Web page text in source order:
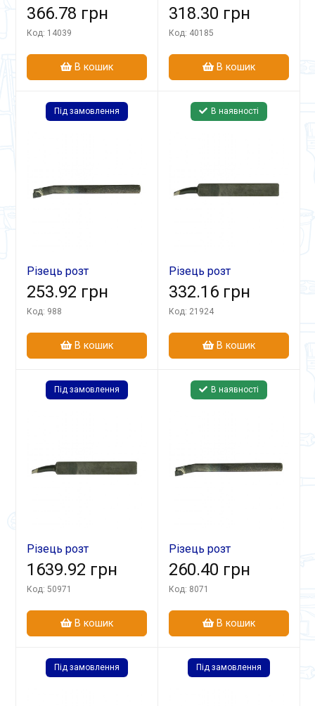
20х20х200 ВК8 гл
366.78 грн
Код: 14039
В кошик
20х20х140 Т5К10 гл
318.30 грн
Код: 40185
В кошик
Під замовлення
Різець розт
16х16х140 ВК8 гл.
253.92 грн
Код: 988
В кошик
В наявності
Різець розт
25х20х240 ВК8 гл.
332.16 грн
Код: 21924
В кошик
Під замовлення
Різець розт
40х32х300 Т15К6 гл
1639.92 грн
Код: 50971
В кошик
В наявності
Різець розт
16х16х170 ВК8 гл.
260.40 грн
Код: 8071
В кошик
Під замовлення Під замовлення